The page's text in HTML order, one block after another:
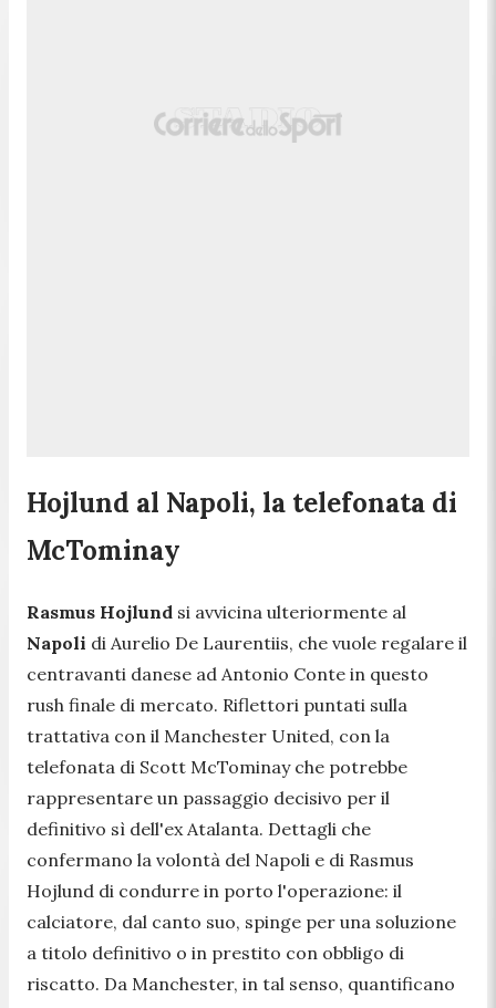
Hojlund al Napoli, la telefonata di
McTominay
Rasmus Hojlund si avvicina ulteriormente al
Napoli di Aurelio De Laurentiis, che vuole regalare il
centravanti danese ad Antonio Conte in questo
rush finale di mercato. Riflettori puntati sulla
trattativa con il Manchester United, con la
telefonata di Scott McTominay che potrebbe
rappresentare un passaggio decisivo per il
definitivo sì dell'ex Atalanta. Dettagli che
confermano la volontà del Napoli e di Rasmus
Hojlund di condurre in porto l'operazione: il
calciatore, dal canto suo, spinge per una soluzione
a titolo definitivo o in prestito con obbligo di
riscatto. Da Manchester, in tal senso, quantificano